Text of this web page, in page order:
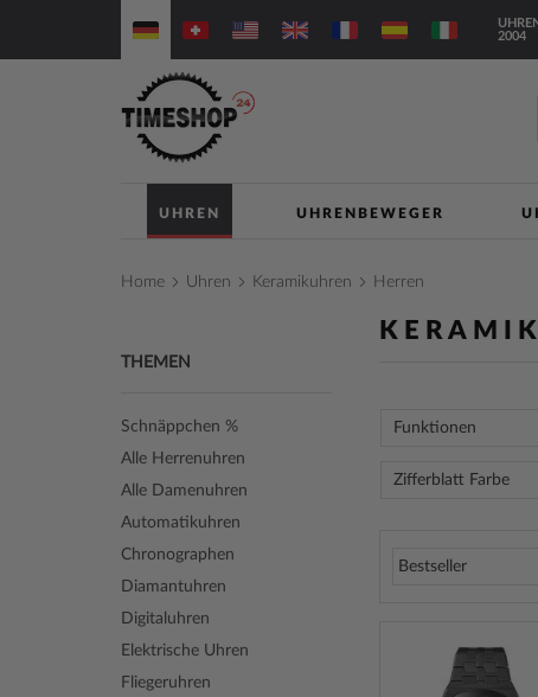
zum
2004
UHREN UHRENBEWEGER
Home Uhren Keramikuhren Herren
Funktionen
Zifferblatt Farbe
THEMEN
Alle Damenuhren
Alle Herrenuhren
Automatikuhren
Chronographen
Diamantuhren
Digitaluhren
Elektrische Uhren
Fliegeruhren
Schnäppchen %